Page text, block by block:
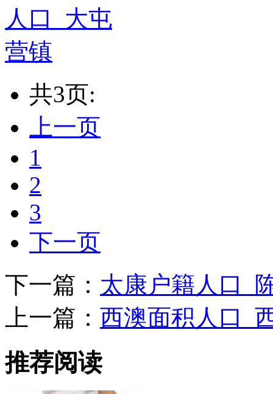
共3页:
上一页
1
2
3
下一页
下一篇： 太康户籍人口_
上一篇： 西澳面积人口_
推荐阅读